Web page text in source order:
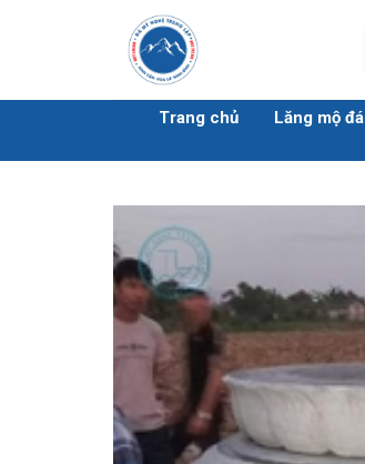
dung
Trang chủ Lăng mộ đá